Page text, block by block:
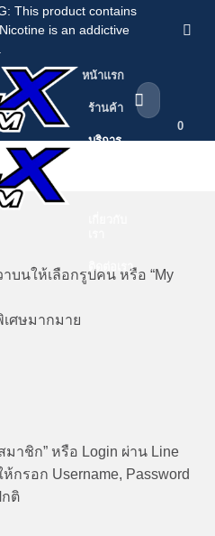
This product contains
is an addictive
หน้าแรก
ร้านค้า
บริการ
ติดต่อเรา
ค้นหา:
0
บนให้เลือกรูปคน หรือ “My
ศษมากมาย
าชิก” หรือ Login ผ่าน Line
กรอก Username, Password
ติ